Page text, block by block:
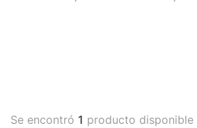
Se encontró 1 producto disponible